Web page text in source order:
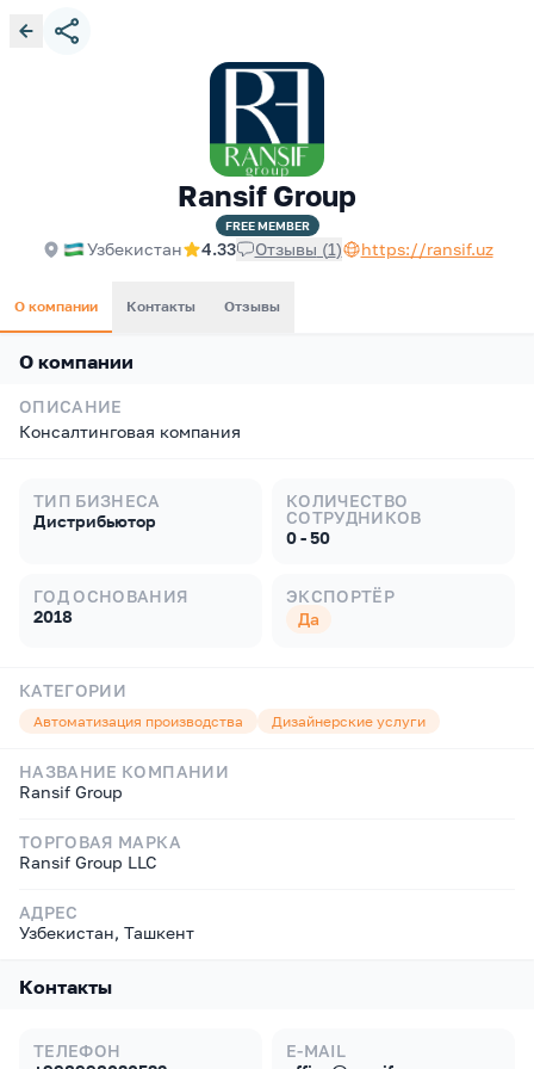
Ransif Group
FREEMEMBER
Узбекистан 4.33 Отзывы (1) https://ransif.uz
О компании Контакты Отзывы
О компании
ОПИСАНИЕ
Консалтинговая компания
ТИП БИЗНЕСА
Дистрибьютор
КОЛИЧЕСТВО
СОТРУДНИКОВ
0 - 50
ГОД ОСНОВАНИЯ
2018
ЭКСПОРТЁР
Да
КАТЕГОРИИ
Автоматизация производства Дизайнерские услуги
НАЗВАНИЕ КОМПАНИИ
Ransif Group
ТОРГОВАЯ МАРКА
Ransif Group LLC
АДРЕС
Узбекистан, Ташкент
Контакты
ТЕЛЕФОН
E-MAIL